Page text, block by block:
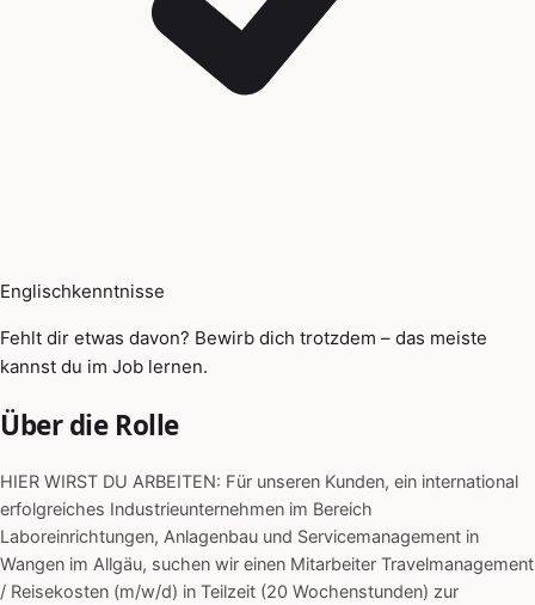
Englischkenntnisse
Fehlt dir etwas davon? Bewirb dich trotzdem – das meiste
kannst du im Job lernen.
Über die Rolle
HIER WIRST DU ARBEITEN: Für unseren Kunden, ein international
erfolgreiches Industrieunternehmen im Bereich
Laboreinrichtungen, Anlagenbau und Servicemanagement in
Wangen im Allgäu, suchen wir einen Mitarbeiter Travelmanagement
/ Reisekosten (m/w/d) in Teilzeit (20 Wochenstunden) zur